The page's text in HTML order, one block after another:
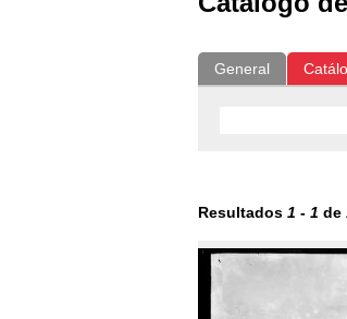
General
Resultados 1 - 1 de